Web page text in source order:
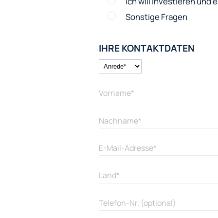
Sonstige Fragen
IHRE KONTAKTDATEN